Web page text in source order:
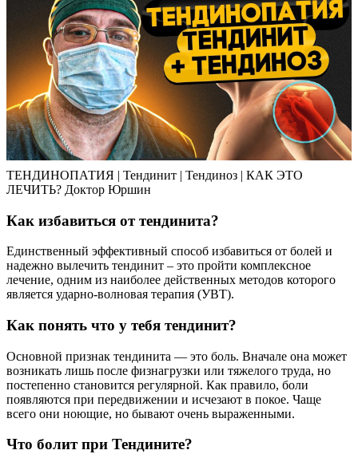
ТЕНДИНОПАТИЯ | Тендинит | Тендиноз | КАК ЭТО
ЛЕЧИТЬ? Доктор Юршин
Как избавиться от тендинита?
Единственный эффективный способ избавиться от болей и
надежно вылечить тендинит – это пройти комплексное
лечение, одним из наиболее действенных методов которого
является ударно-волновая терапия (УВТ).
Как понять что у тебя тендинит?
Основной признак тендинита — это боль. Вначале она может
возникать лишь после физнагрузки или тяжелого труда, но
постепенно становится регулярной. Как правило, боли
появляются при передвижении и исчезают в покое. Чаще
всего они ноющие, но бывают очень выраженными.
Что болит при Тендините?